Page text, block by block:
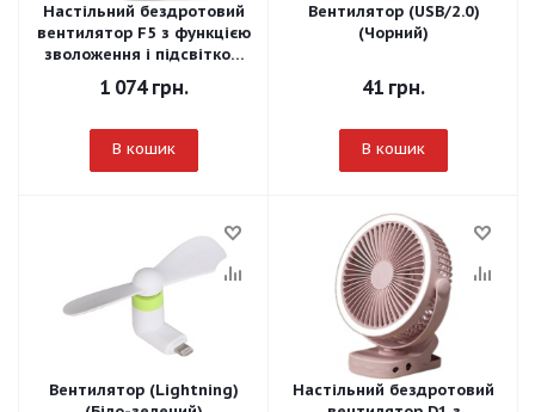
Настільний бездротовий
вентилятор F5 з функцією
зволоження і підсвіткою
(Чорний)
1 074грн.
В кошик
Вентилятор (USB/2.0)
(Чорний)
41 грн.
В кошик
Вентилятор (Lightning)
Настільний бездротовий